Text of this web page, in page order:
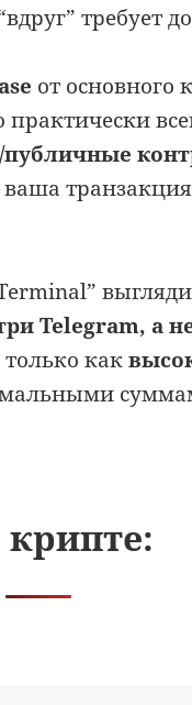
требует
от основного
практически
Telegram, а
как